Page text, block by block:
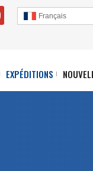
Français
EXPÉDITIONS